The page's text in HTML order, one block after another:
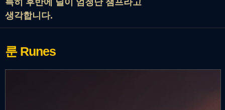
특히 후반에 딜이 엄청난 챔프라고
생각합니다.
룬 Runes